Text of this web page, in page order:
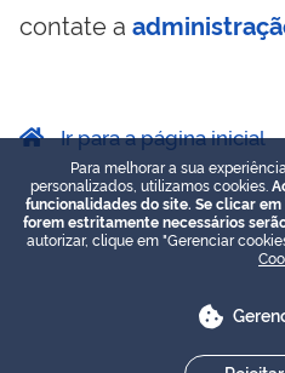
contate a
Ir para a página inicial
Para melhorar a sua
personalizados, utilizamos cookies.
funcionalidades do site. Se clicar
forem estritamente necessários
autorizar, clique em "Gerenciar